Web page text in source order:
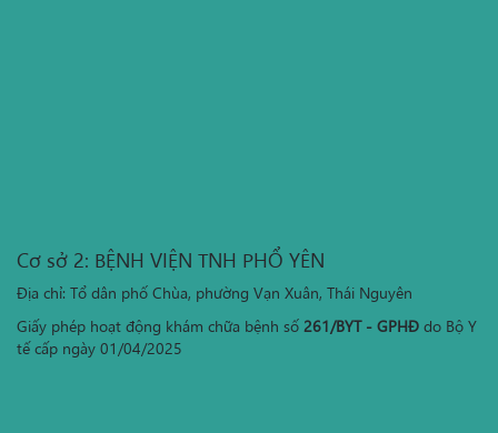
Cơ sở 2: BỆNH VIỆN TNH PHỔ YÊN
Địa chỉ: Tổ dân phố Chùa, phường Vạn Xuân, Thái Nguyên
Giấy phép hoạt động khám chữa bệnh số 261/BYT - GPHĐ do Bộ Y
tế cấp ngày 01/04/2025